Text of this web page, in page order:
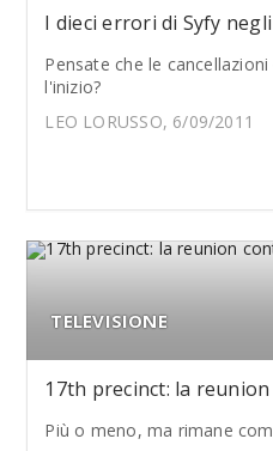
I dieci errori di Syfy
Pensate che le
l'inizio?
LEO LORUSSO, 6/09/2011
TELEVISIONE
17th precinct: la
Più o meno, ma rimane